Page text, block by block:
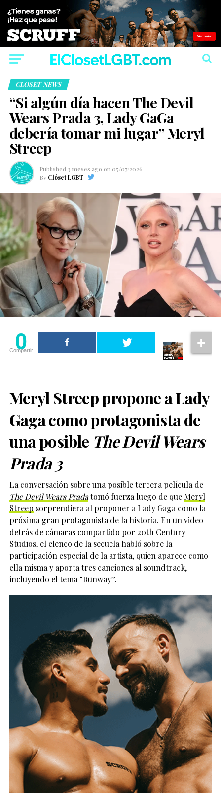
CLOSET NEWS
“Si algún día hacen The Devil
Wears Prada 3, Lady GaGa
debería tomar mi lugar” Meryl
Streep
Published 3 meses ago on 05/07/2026
By Clóset LGBT
0
Compartir
Meryl Streep propone a Lady
Gaga como protagonista de
una posible The Devil Wears
Prada 3
La conversación sobre una posible tercera película de
The Devil Wears Pradatomó fuerza luego de que Meryl
Streep sorprendiera al proponer a Lady Gaga como la
próxima gran protagonista de la historia. En un video
detrás de cámaras compartido por 20th Century
Studios, el elenco de la secuela habló sobre la
participación especial de la artista, quien aparece como
ella misma y aporta tres canciones al soundtrack,
incluyendo el tema “Runway”.